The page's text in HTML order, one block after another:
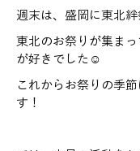
週末は、盛岡に東北
東北のお祭りが集ま
が好きでした☺
これからお祭りの季
す！